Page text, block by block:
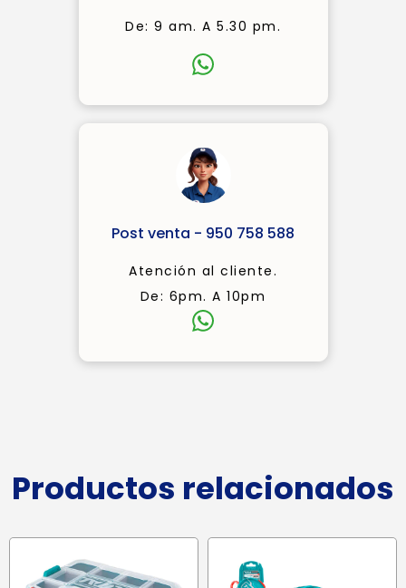
De: 9 am. A 5.30 pm.
Post venta - 950 758 588
Atención al cliente.
De: 6pm. A 10pm
Productos relacionados